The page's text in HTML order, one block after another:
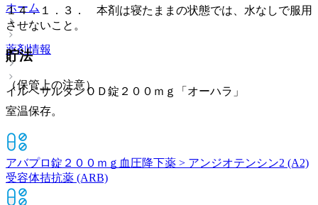
ホーム
薬剤情報
イルベサルタンＯＤ錠２００ｍｇ「オーハラ」
１４．１．３． 本剤は寝たままの状態では、水なしで服用
させないこと。
貯法
（保管上の注意）
室温保存。
アバプロ錠２００ｍｇ 血圧降下薬 > アンジオテンシン2 (A2)
受容体拮抗薬 (ARB)